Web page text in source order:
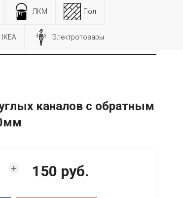
ЛКМ Пол
Электротовары
каналов с обратным
150 руб.